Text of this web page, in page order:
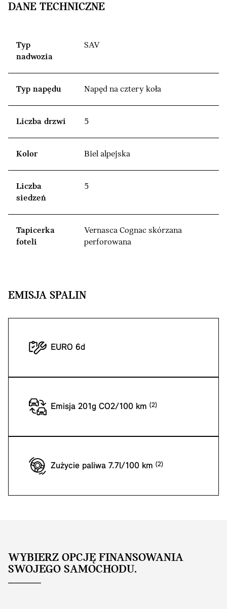
DANE TECHNICZNE
Typ
nadwozia
SAV
Typ napędu Napęd na cztery koła
Liczba drzwi 5
Kolor Biel alpejska
Liczba
siedzeń
5
Tapicerka
foteli
Vernasca Cognac skórzana
perforowana
EMISJA SPALIN
EURO 6d
Emisja 201g CO2/100 km
Zużycie paliwa 7.7l/100 km
WYBIERZ OPCJĘ FINANSOWANIA
SWOJEGO SAMOCHODU.